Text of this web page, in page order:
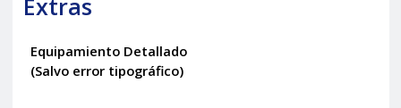
Extras
Equipamiento Detallado
(Salvo error tipográfico)